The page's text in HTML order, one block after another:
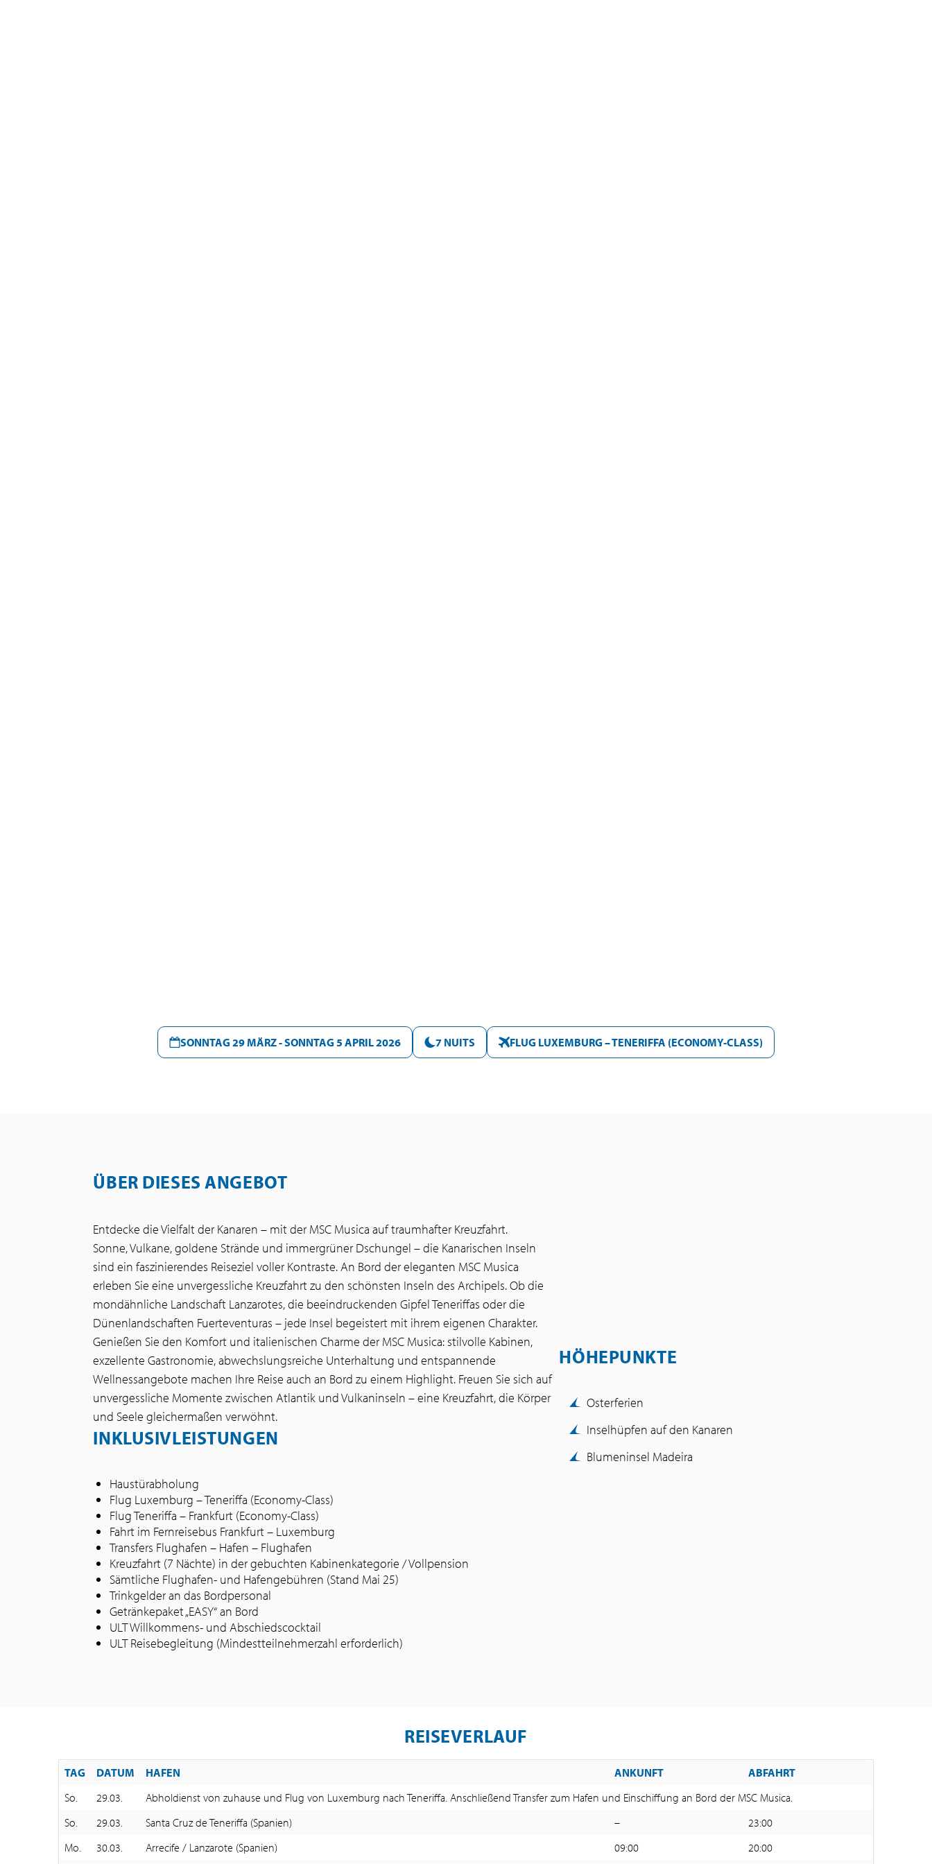
SONNTAG 29 MÄRZ - SONNTAG 5 APRIL 2026 7 NUITS FLUG LUXEMBURG – TENERIFFA (ECONOMY-CLASS)
ÜBER DIESES ANGEBOT
Entdecke die Vielfalt der Kanaren – mit der MSC Musica auf traumhafter Kreuzfahrt.
Sonne, Vulkane, goldene Strände und immergrüner Dschungel – die Kanarischen Inseln
sind ein faszinierendes Reiseziel voller Kontraste. An Bord der eleganten MSC Musica
erleben Sie eine unvergessliche Kreuzfahrt zu den schönsten Inseln des Archipels. Ob die
mondähnliche Landschaft Lanzarotes, die beeindruckenden Gipfel Teneriffas oder die
Dünenlandschaften Fuerteventuras – jede Insel begeistert mit ihrem eigenen Charakter.
Genießen Sie den Komfort und italienischen Charme der MSC Musica: stilvolle Kabinen,
exzellente Gastronomie, abwechslungsreiche Unterhaltung und entspannende
Wellnessangebote machen Ihre Reise auch an Bord zu einem Highlight. Freuen Sie sich auf
unvergessliche Momente zwischen Atlantik und Vulkaninseln – eine Kreuzfahrt, die Körper
und Seele gleichermaßen verwöhnt.
INKLUSIVLEISTUNGEN
Haustürabholung
Flug Luxemburg – Teneriffa (Economy-Class)
Flug Teneriffa – Frankfurt (Economy-Class)
Fahrt im Fernreisebus Frankfurt – Luxemburg
Transfers Flughafen – Hafen – Flughafen
Kreuzfahrt (7 Nächte) in der gebuchten Kabinenkategorie / Vollpension
Sämtliche Flughafen- und Hafengebühren (Stand Mai 25)
Trinkgelder an das Bordpersonal
Getränkepaket „EASY“ an Bord
ULT Willkommens- und Abschiedscocktail
ULT Reisebegleitung (Mindestteilnehmerzahl erforderlich)
HÖHEPUNKTE
Osterferien
Inselhüpfen auf den Kanaren
Blumeninsel Madeira
REISEVERLAUF
TAG DATUM HAFEN ANKUNFT
ABFAHRT
So.
29.03.
Abholdienst von zuhause und Flug von Luxemburg nach Teneriffa. Anschließend Transfer zum Hafen und Einschiffung an Bord der MSC Musica.
So.
29.03. Santa Cruz de Teneriffa (Spanien) –
23:00
Mo.
30.03. Arrecife / Lanzarote (Spanien) 09:00 20:00